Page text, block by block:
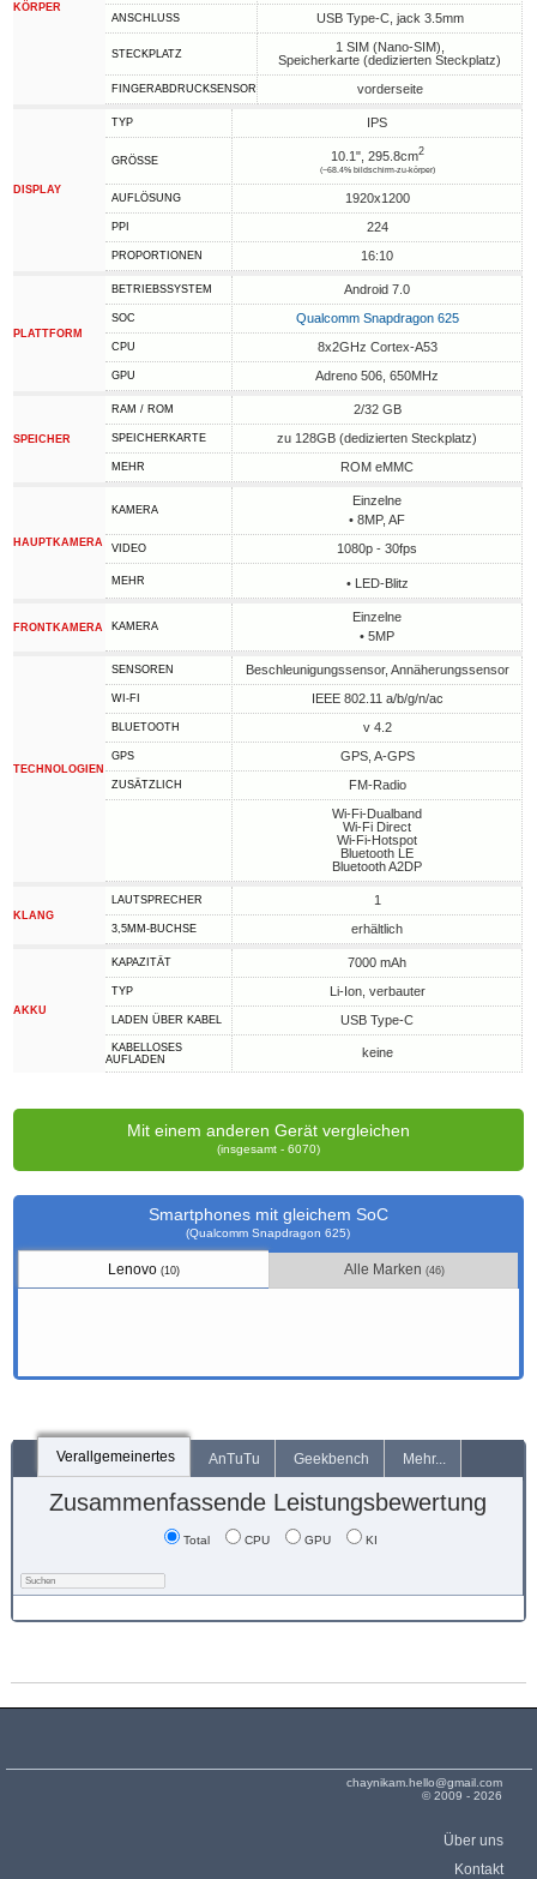
KÖRPER
ANSCHLUSS USB Type-C, jack 3.5mm
STECKPLATZ
1 SIM (Nano-SIM),
Speicherkarte (dedizierten Steckplatz)
FINGERABDRUCKSENSOR vorderseite
DISPLAY
TYP IPS
GRÖSSE 10.1", 295.8cm2
(~68.4% bildschirm-zu-körper)
AUFLÖSUNG 1920x1200
PPI 224
PROPORTIONEN 16:10
PLATTFORM
BETRIEBSSYSTEM Android 7.0
SOC Qualcomm Snapdragon 625
CPU 8x2GHz Cortex-A53
GPU Adreno 506, 650MHz
SPEICHER
RAM / ROM 2/32 GB
SPEICHERKARTE zu 128GB (dedizierten Steckplatz)
MEHR ROM eMMC
HAUPTKAMERA
KAMERA
Einzelne
• 8MP, AF
VIDEO 1080p - 30fps
MEHR • LED-Blitz
FRONTKAMERA KAMERA
Einzelne
• 5MP
TECHNOLOGIEN
SENSOREN Beschleunigungssensor, Annäherungssensor
WI-FI IEEE 802.11 a/b/g/n/ac
BLUETOOTH v 4.2
GPS GPS, A-GPS
ZUSÄTZLICH
FM-Radio
Wi-Fi-Dualband
Wi-Fi Direct
Wi-Fi-Hotspot
Bluetooth LE
Bluetooth A2DP
KLANG
LAUTSPRECHER 1
3,5MM-BUCHSE erhältlich
AKKU
KAPAZITÄT 7000 mAh
TYP Li-Ion, verbauter
LADEN ÜBER KABEL USB Type-C
KABELLOSES
AUFLADEN
keine
Mit einem anderen Gerät vergleichen
(insgesamt - 6070)
Smartphones mit gleichem SoC
(Qualcomm Snapdragon 625)
Lenovo(10) Alle Marken (46)
Verallgemeinertes AnTuTu Geekbench Mehr...
Zusammenfassende Leistungsbewertung
Total CPU GPU KI
chaynikam.hello@gmail.com
© 2009 - 2026
Über uns
Kontakt